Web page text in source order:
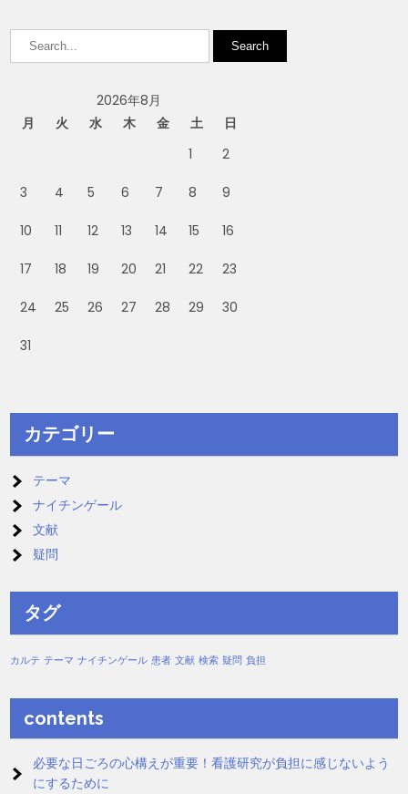
2026年8月
月
火 水 木 金 土
日
1
2
3 4 5 6 7 8 9
10 11 12 13 14 15 16
17 18 19 20 21 22 23
24 25 26 27 28 29 30
31
カテゴリー
テーマ
ナイチンゲール
文献
疑問
タグ
カルテ テーマ ナイチンゲール 患者 文献 検索 疑問 負担
contents
必要な日ごろの心構えが重要！看護研究が負担に感じないよう
にするために